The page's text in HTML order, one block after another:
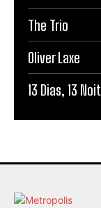
The Trio
Oliver Laxe
13 Dias, 13